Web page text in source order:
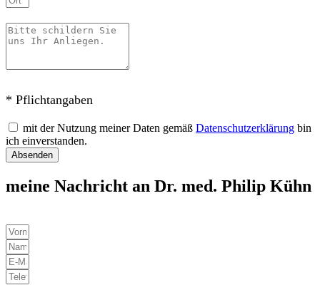
* Pflichtangaben
mit der Nutzung meiner Daten gemäß Datenschutzerklärung bin
ich einverstanden.
Absenden
meine Nachricht an Dr. med. Philip Kühn